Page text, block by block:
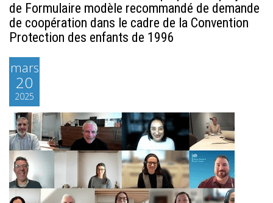
de Formulaire modèle recommandé de demande
de coopération dans le cadre de la Convention
Protection des enfants de 1996
mars
20
2025